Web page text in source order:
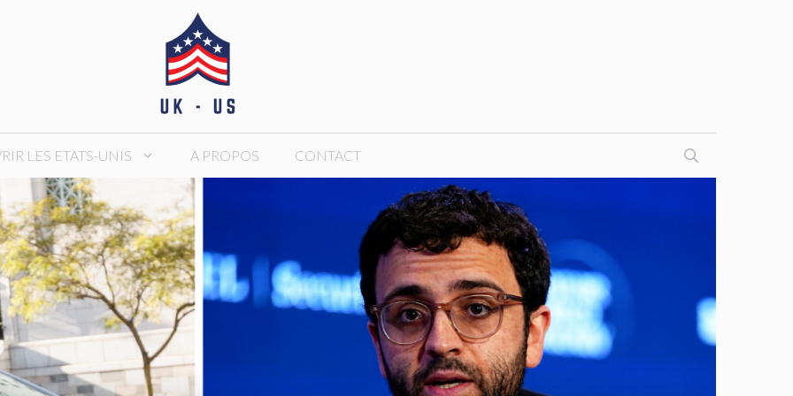
LES ETATS-UNIS A PROPOS CONTACT